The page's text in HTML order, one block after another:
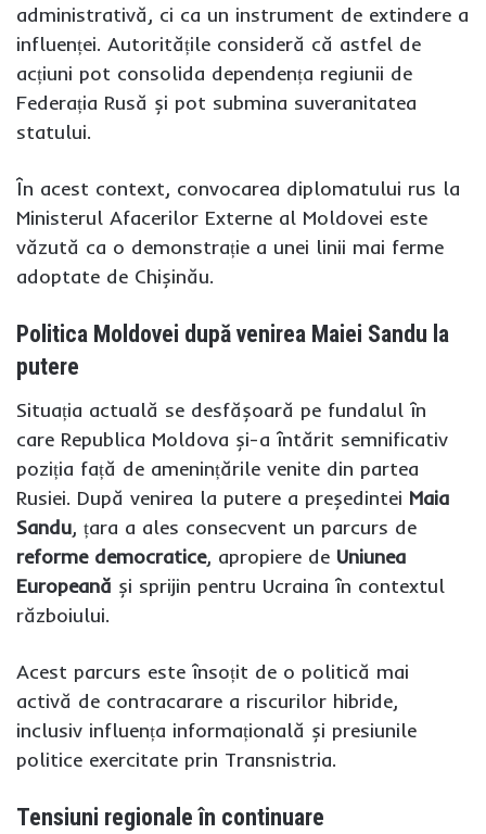
administrativă, ci ca un instrument de extindere a
influenței. Autoritățile consideră că astfel de
acțiuni pot consolida dependența regiunii de
Federația Rusă și pot submina suveranitatea
statului.
În acest context, convocarea diplomatului rus la
Ministerul Afacerilor Externe al Moldovei este
văzută ca o demonstrație a unei linii mai ferme
adoptate de Chișinău.
Politica Moldovei după venirea Maiei Sandu la
putere
Situația actuală se desfășoară pe fundalul în
care Republica Moldova și-a întărit semnificativ
poziția față de amenințările venite din partea
Rusiei. După venirea la putere a președintei Maia
Sandu, țara a ales consecvent un parcurs de
reforme democratice, apropiere de Uniunea
Europeană și sprijin pentru Ucraina în contextul
războiului.
Acest parcurs este însoțit de o politică mai
activă de contracarare a riscurilor hibride,
inclusiv influența informațională și presiunile
politice exercitate prin Transnistria.
Tensiuni regionale în continuare